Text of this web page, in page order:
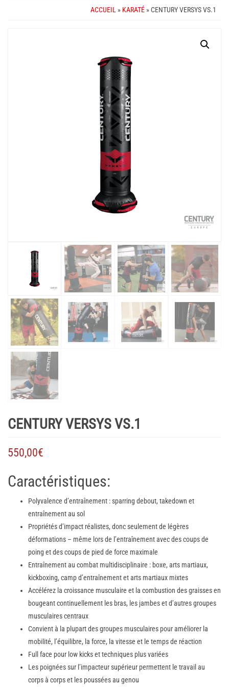
ACCUEIL » KARATÉ » CENTURY VERSYS VS.1
CENTURY VERSYS VS.1
550,00€
Caractéristiques:
Polyvalence d’entraînement : sparring debout, takedown et
entraînement au sol
Propriétés d’impact réalistes, donc seulement de légères
déformations – même lors de l’entraînement avec des coups de
poing et des coups de pied de force maximale
Entraînement au combat multidisciplinaire : boxe, arts martiaux,
kickboxing, camp d’entraînement et arts martiaux mixtes
Accélérez la croissance musculaire et la combustion des graisses en
bougeant continuellement les bras, les jambes et d’autres groupes
musculaires centraux
Convient à la plupart des groupes musculaires pour améliorer la
mobilité, l’équilibre, la force, la vitesse et le temps de réaction
Full face pour low kicks et techniques plus variées
Les poignées sur l’impacteur supérieur permettent le travail au
corps à corps et les poussées au genou